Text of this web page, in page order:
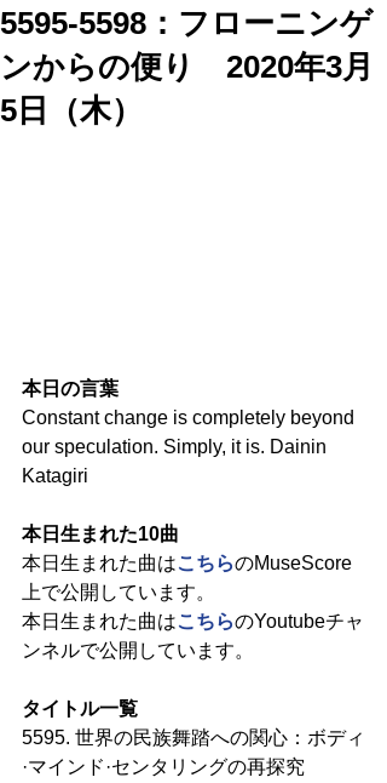
5595-5598：フローニンゲ
ンからの便り 2020年3月
5日（木）
本日の言葉
Constant change is completely beyond
our speculation. Simply, it is. Dainin
Katagiri
本日生まれた10曲
本日生まれた曲はこちらのMuseScore
上で公開しています。
本日生まれた曲はこちらのYoutubeチャ
ンネルで公開しています。
タイトル一覧
5595. 世界の民族舞踏への関心：ボディ
·マインド·センタリングの再探究